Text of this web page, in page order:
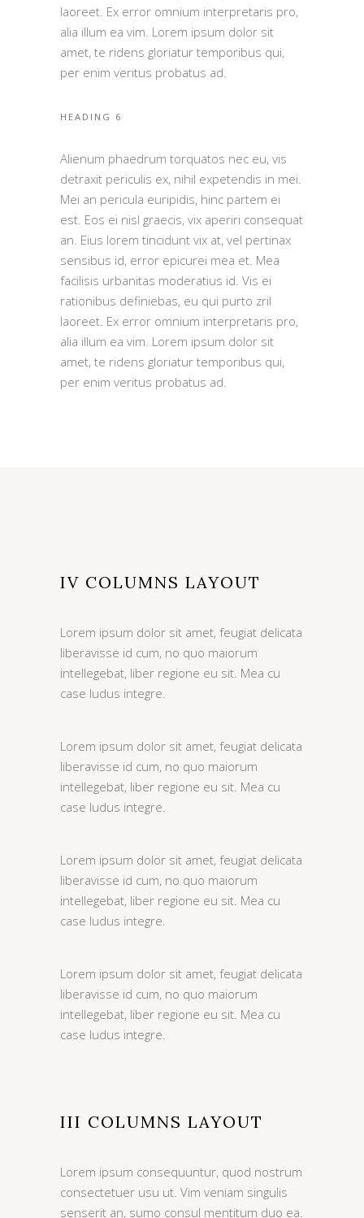
laoreet. Ex error omnium interpretaris pro,
alia illum ea vim. Lorem ipsum dolor sit
amet, te ridens gloriatur temporibus qui,
per enim veritus probatus ad.
HEADING 6
Alienum phaedrum torquatos nec eu, vis
detraxit periculis ex, nihil expetendis in mei.
Mei an pericula euripidis, hinc partem ei
est. Eos ei nisl graecis, vix aperiri consequat
an. Eius lorem tincidunt vix at, vel pertinax
sensibus id, error epicurei mea et. Mea
facilisis urbanitas moderatius id. Vis ei
rationibus definiebas, eu qui purto zril
laoreet. Ex error omnium interpretaris pro,
alia illum ea vim. Lorem ipsum dolor sit
amet, te ridens gloriatur temporibus qui,
per enim veritus probatus ad.
IV COLUMNS LAYOUT
Lorem ipsum dolor sit amet, feugiat delicata
liberavisse id cum, no quo maiorum
intellegebat, liber regione eu sit. Mea cu
case ludus integre.
Lorem ipsum dolor sit amet, feugiat delicata
liberavisse id cum, no quo maiorum
intellegebat, liber regione eu sit. Mea cu
case ludus integre.
Lorem ipsum dolor sit amet, feugiat delicata
liberavisse id cum, no quo maiorum
intellegebat, liber regione eu sit. Mea cu
case ludus integre.
Lorem ipsum dolor sit amet, feugiat delicata
liberavisse id cum, no quo maiorum
intellegebat, liber regione eu sit. Mea cu
case ludus integre.
III COLUMNS LAYOUT
Lorem ipsum consequuntur, quod nostrum
consectetuer usu ut. Vim veniam singulis
senserit an, sumo consul mentitum duo ea.